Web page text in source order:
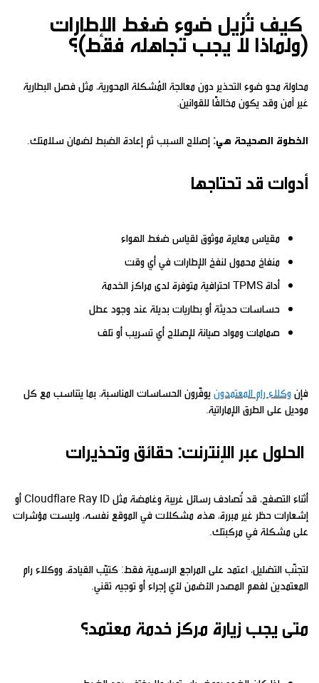
كيف تُزيل ضوء ضغط الإطارات
(ولماذا لا يجب تجاهله فقط)؟
محاولة محو ضوء التحذير دون معالجة المُشكلة المحورية، مثل فصل البطارية
غير آمن وقد يكون مخالفًا للقوانين.
الخطوة الصحيحة هي: إصلاح السبب ثم إعادة الضبط لضمان سلامتك.
أدوات قد تحتاجها
مقياس معايرة موثوق لقياس ضغط الهواء
منفاخ محمول لنفخ الإطارات في أي وقت
أداة TPMS احترافية متوفرة لدى مراكز الخدمة
حساسات حديثة أو بطاريات بديلة عند وجود عطل
صمامات ومواد صيانة لإصلاح أي تسريب أو تلف
فإنوكلاء رام المعتمدونيوفّرون الحساسات المناسبة، بما يتناسب مع كل
موديل على الطرق الإماراتية.
الحلول عبر الإنترنت: حقائق وتحذيرات
أثناء التصفح، قد تُصادف رسائل غريبة وغامضة مثل Cloudflare Ray ID أو
إشعارات حظر غير مبررة، هذه مشكلات في الموقع نفسه، وليست مؤشرات
على مشكلة في مركبتك.
لتجنّب التضليل، اعتمد على المراجع الرسمية فقط: كتيّب القيادة، ووكلاء رام
المعتمدين لفهم المصدر الأضمن لأي إجراء أو توجيه تقني.
متى يجب زيارة مركز خدمة معتمد؟